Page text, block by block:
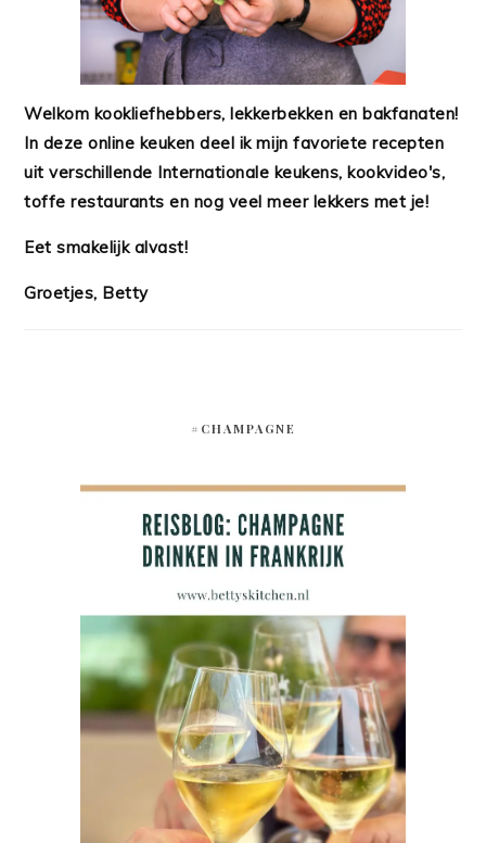
Welkom kookliefhebbers, lekkerbekken en bakfanaten!
In deze online keuken deel ik mijn favoriete recepten
uit verschillende Internationale keukens, kookvideo's,
toffe restaurants en nog veel meer lekkers met je!
Eet smakelijk alvast!
Groetjes, Betty
#CHAMPAGNE